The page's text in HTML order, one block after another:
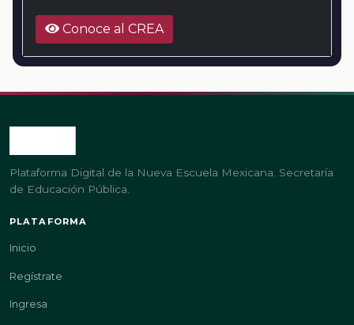
Conoce al CREA
Plataforma Digital de la Nueva Escuela Mexicana. Secretaría
de Educación Pública.
PLATAFORMA
Inicio
Regístrate
Ingresa